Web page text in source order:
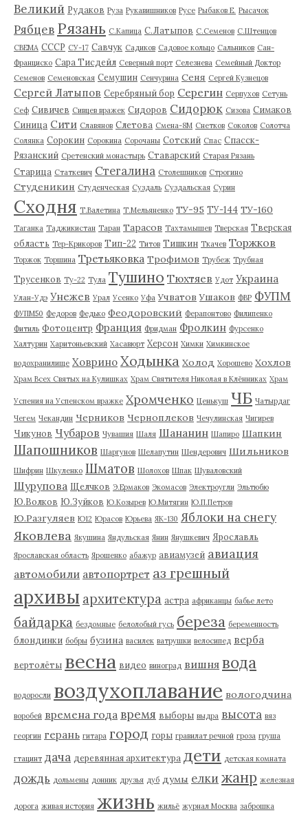
Великий Рудаков Руза Рукавишников Русе Рыбаков Е. Рысачок
Рябцев Рязань С.Капица С.Латыпов С.Семенов С.Штенцов
СВЕМА СССР СУ-17 Савчук Садиков Садовое кольцо Сальников Сан-
Франциско Сара Тисдейл Северный порт Селезнева Семейный Доктор
Семенов Семеновская Семушин Сенчурина Сеня Сергей Кузнецов
Сергей Латыпов Серебряный бор Серегин Серпухов Сетунь
Сеф Сивичев Сивцев вражек Сидоров Сидорюк Сизова Симаков
Синица Сити Славянов Слетова Смена-8М Снетков Соколов Солотча
Солянка Сорокин Сорокина Сорочаны Сотский Спас Спасск-
Рязанский Сретенский монастырь Ставарский Старая Рязань
Старица Статкевич Стегалина Столешников Строгино
Студеникин Студенческая Суздаль Суздальская Сурин
Сходня Т.Валетина Т.Мельяненко ТУ-95 ТУ-144 ТУ-160
Таганка Таджикистан Таран Тарасов Тахтамышев Тверская Тверская
область Тер-Крикоров Тип-22 Титов Тишкин Ткачев Торжков
Торжок Торшина Третьяковка Трофимов Трубеж Трубная
Трусенков Ту-22 Тула Тушино Тюхтяев Удот Украина
Улан-Удэ Унежев Урал Усенко Уфа Учватов Ушаков ФВР ФУПМ
ФУПМ50 Федоров Федько Феодоровский Ферапонтово Филипенко
Фитиль Фотоцентр Франция Фридман Фролкин Фурсенко
Халтурин Харитоньевский Хасавюрт Херсон Химки Химкинское
водохранилище Ховрино Ходынка Холод Хорошево Хохлов
Храм Всех Святых на Кулишках Храм Святителя Николая в Клённиках Храм
Успения на Успенском вражке Хромченко Ценькуш ЧБ Чатырдаг
Чегем Чекандин Черников Черноплеков Чечулинская Чигирев
Чикунов Чубаров Чувашия Шаля Шананин Шапиро Шапкин
Шапошников Шаргунов Шелапутин Шендерович Шильников
Шифрин Шкуленко Шматов Шолохов Шпак Шуваловский
Шурупова Щелчков Э.Ермаков Экомасов Электроугли Эльтюбю
Ю.Волков Ю.Зуйков Ю.Козырев Ю.Митягин Ю.П.Петров
Ю.Разгуляев Ю12 Юрасов Юрьева ЯК-130 Яблоки на снегу
Яковлева Якушина Яндульская Янин Янушкевич Ярославль
Ярославская область Ярошенко абажур авиамузей авиация
автомобили автопортрет аз грешный
архивы архитектура астра африканцы бабье лето
байдарка бездомные белолобый гусь береза беременность
блондинки бобры бузина василек ватрушки велосипед верба
вертолёты весна видео виноград вишня вода
водоросли воздухоплавание вологодчина
воробей времена года время выборы выдра высота вяз
георгин герань гитара город горы гравилат речной гроза груша
гтацинт дача деревянная архитектура дети детская комната
дождь дольмены донник друзья дуб думы елки жанр железная
дорога живая история жизнь жильё журнал Москва заброшка